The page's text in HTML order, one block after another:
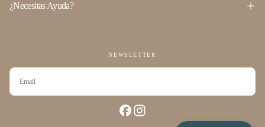
¿Necesitas Ayuda?
NEWSLETTER
CORREO
ELECTRÓNICO
SUSCRIBIRSE